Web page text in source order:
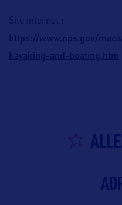
Site internet :
https://www.nps.gov/
kayaking-and-boating.htm